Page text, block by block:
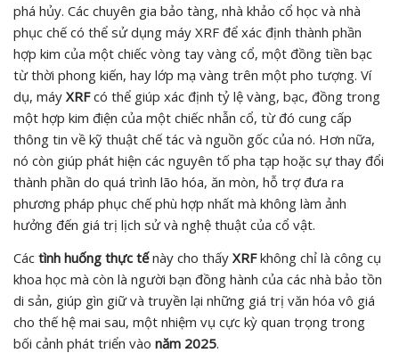
phá hủy. Các chuyên gia bảo tàng, nhà khảo cổ học và nhà
phục chế có thể sử dụng máy XRF để xác định thành phần
hợp kim của một chiếc vòng tay vàng cổ, một đồng tiền bạc
từ thời phong kiến, hay lớp mạ vàng trên một pho tượng. Ví
dụ, máy XRFcó thể giúp xác định tỷ lệ vàng, bạc, đồng trong
một hợp kim điện của một chiếc nhẫn cổ, từ đó cung cấp
thông tin về kỹ thuật chế tác và nguồn gốc của nó. Hơn nữa,
nó còn giúp phát hiện các nguyên tố pha tạp hoặc sự thay đổi
thành phần do quá trình lão hóa, ăn mòn, hỗ trợ đưa ra
phương pháp phục chế phù hợp nhất mà không làm ảnh
hưởng đến giá trị lịch sử và nghệ thuật của cổ vật.
Các tình huống thực tếnày cho thấy XRFkhông chỉ là công cụ
khoa học mà còn là người bạn đồng hành của các nhà bảo tồn
di sản, giúp gìn giữ và truyền lại những giá trị văn hóa vô giá
cho thế hệ mai sau, một nhiệm vụ cực kỳ quan trọng trong
bối cảnh phát triển vào năm 2025.